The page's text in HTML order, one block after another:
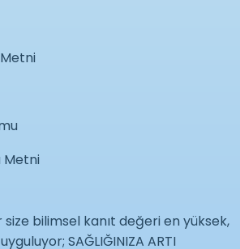
Metni
size bilimsel kanıt değeri en yüksek,
SAĞLIĞINIZA ARTI